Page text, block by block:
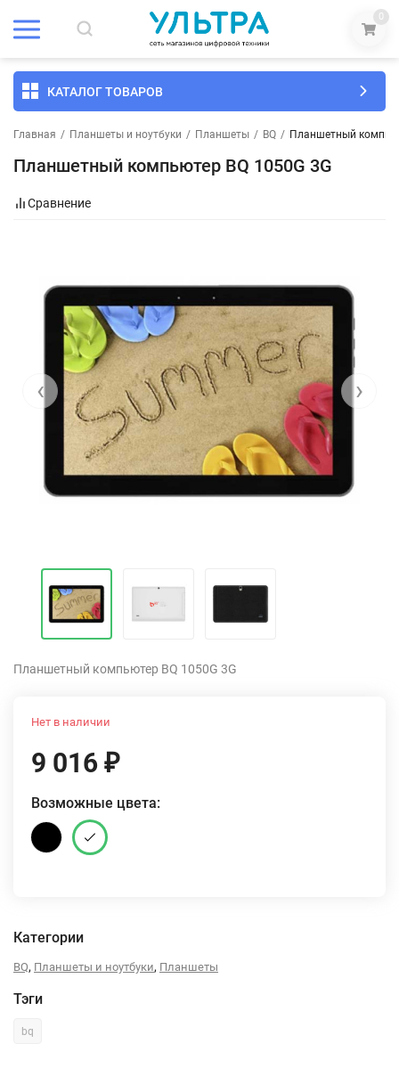
0
КАТАЛОГ ТОВАРОВ
Главная / Планшеты и ноутбуки / Планшеты / BQ / Планшетный
Планшетный компьютер BQ 1050G 3G
Сравнение
‹ ›
Планшетный компьютер BQ 1050G 3G
Нет в наличии
9 016 ₽
Возможные цвета:
Категории
BQ, Планшеты и ноутбуки, Планшеты
Тэги
bq